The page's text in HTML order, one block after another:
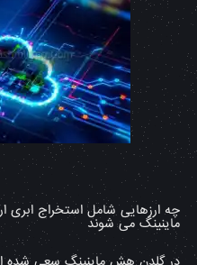
چه ارزهایی شامل استخراج
ماینینگ می شوند
در گلدن هش ماینینگ سعی شده